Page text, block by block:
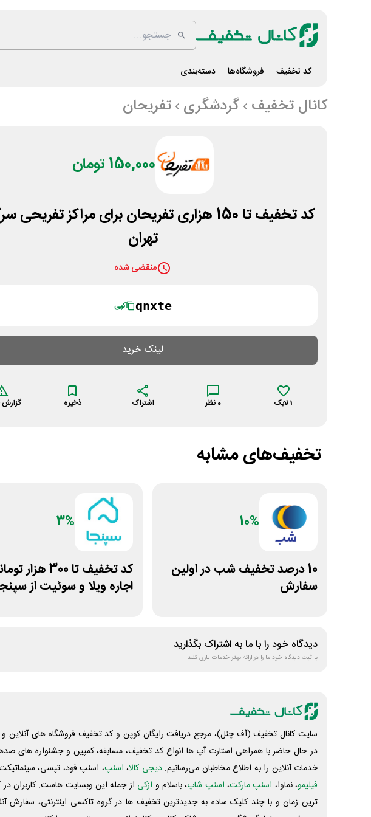
کد تخفیف فروشگاه‌ها دسته‌بندی
کانال تخفیف گردشگری تفریحان
150,000 تومان
کد تخفیف تا 150 هزاری تفریحان برای مراکز
تهران
منقضی شده
qnxte کپی
لینک خرید
1 لایک 0 نظر اشتراک ذخیره گزارش
تخفیف‌های مشابه
10%
10 درصد تخفیف شب در اولین
سفارش
3%
کد تخفیف تا 300 هزار
اجاره ویلا و سوئیت از
دیدگاه خود را با ما به اشتراک بگذارید
با ثبت دیدگاه خود ما را در ارائه بهتر خدمات یاری کنید
سایت کانال تخفیف (آف چنل)، مرجع دریافت رایگان کوپن و کد تخفیف فروشگاه های آنلاین
در حال حاضر با همراهی استارت آپ ها انواع کد تخفیف، مسابقه، کمپین و جشنواره های صدها
خدمات آنلاین را به اطلاع مخاطبان می‌رسانیم. دیجی کالا، اسنپ، اسنپ فود، تپسی،
فیلیمو، نماوا، اسنپ مارکت، اسنپ شاپ، باسلام و ازکی از جمله این وبسایت ‌هاست. کاربران در
ترین زمان و با چند کلیک ساده به جدیدترین تخفیف ها در گروه تاکسی اینترنتی، سفارش